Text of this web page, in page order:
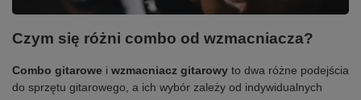
Czym się różni combo od wzmacniacza?
Combo gitarowe i wzmacniacz gitarowy to dwa różne podejścia
do sprzętu gitarowego, a ich wybór zależy od indywidualnych